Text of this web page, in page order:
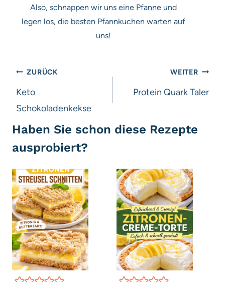
Also, schnappen wir uns eine Pfanne und
legen los, die besten Pfannkuchen warten auf
uns!
Beitragsnavigation
ZURÜCK
Keto
Schokoladenkekse
WEITER
Protein Quark Taler
Haben Sie schon diese Rezepte
ausprobiert?